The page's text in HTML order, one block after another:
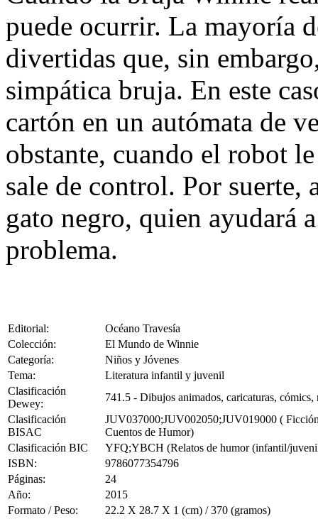
puede ocurrir. La mayoría
divertidas que, sin
simpática bruja. En este
cartón en un autómata de
obstante, cuando el robot
sale de control. Por
gato negro, quien ayudará
problema.
Editorial:
Océano Travesía
Colección:
El Mundo de Winnie
Categoría:
Niños y Jóvenes
Tema:
Literatura infantil y juvenil
Clasificación
Dewey:
741.5 - Dibujos animados, caricaturas, cómics,
Clasificación
BISAC
JUV037000;JUV002050;JUV019000 (
Cuentos de Humor)
Clasificación BIC
YFQ;YBCH (Relatos de humor (infantil/
ISBN:
9786077354796
Páginas:
24
Año:
2015
Formato / Peso:
22.2 X 28.7 X 1 (cm) / 370 (gramos)